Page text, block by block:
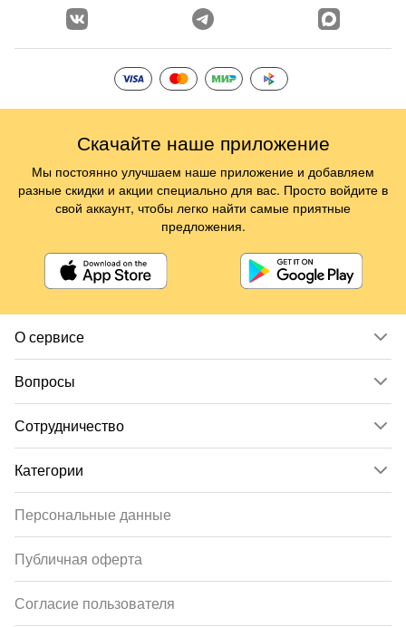
О сервисе
Вопросы
Сотрудничество
Категории
Персональные данные
Публичная оферта
Согласие пользователя
Скачайте наше приложение
Мы постоянно улучшаем наше приложение и добавляем
разные скидки и акции специально для вас. Просто войдите в
свой аккаунт, чтобы легко найти самые приятные
предложения.